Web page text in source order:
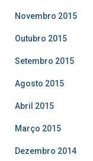
Novembro 2015
Outubro 2015
Setembro 2015
Agosto 2015
Abril 2015
Março 2015
Dezembro 2014